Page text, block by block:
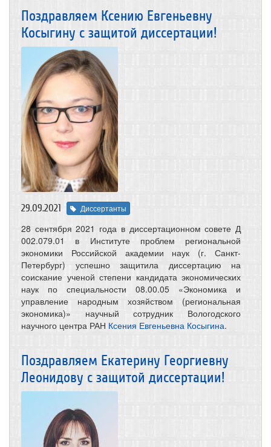
Поздравляем Ксению Евгеньевну
Косыгину с защитой диссертации!
29.09.2021 Диссертанты
28 сентября 2021 года в диссертационном совете Д
002.079.01 в Институте проблем региональной
экономики Российской академии наук (г. Санкт-
Петербург) успешно защитила диссертацию на
соискание ученой степени кандидата экономических
наук по специальности 08.00.05 «Экономика и
управление народным хозяйством (региональная
экономика)» научный сотрудник Вологодского
научного центра РАН Ксения Евгеньевна Косыгина.
Поздравляем Екатерину Георгиевну
Леонидову с защитой диссертации!